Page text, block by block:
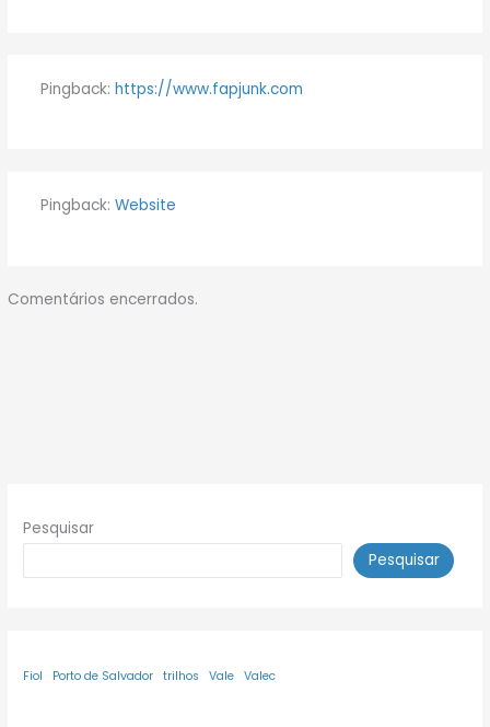
Pingback: https://www.fapjunk.com
Pingback: Website
Comentários encerrados.
Pesquisar
Pesquisar
Fiol Porto de Salvador trilhos Vale Valec